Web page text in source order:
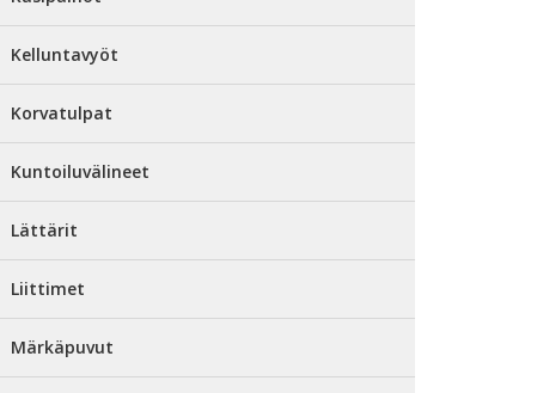
Kelluntavyöt
Korvatulpat
Kuntoiluvälineet
Lättärit
Liittimet
Märkäpuvut